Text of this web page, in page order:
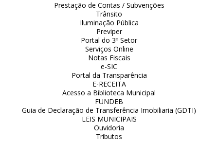
Prestação de Contas / Subvenções
Trânsito
Iluminação Pública
Previper
Portal do 3º Setor
Serviços Online
Notas Fiscais
e-SIC
Portal da Transparência
E-RECEITA
Acesso a Biblioteca Municipal
FUNDEB
Guia de Declaração de Transferência Imobiliaria (GDTI)
LEIS MUNICIPAIS
Ouvidoria
Tributos